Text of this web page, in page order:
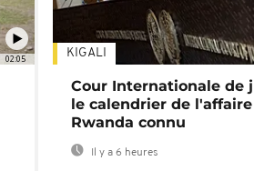
02:05 KIGALI
Cour Internationale de
le calendrier de l'affaire
Rwanda connu
Il y a 6 heures